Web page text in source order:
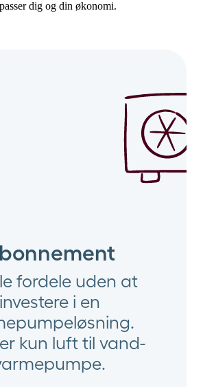
dig og din økonomi.
fordele uden at
investere i en
kun luft til vand-